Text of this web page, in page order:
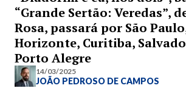
“Grande Sertão: Veredas”,
Rosa, passará por São
Horizonte, Curitiba,
Porto Alegre
14/03/2025
JOÃO PEDROSO DE CAMPOS